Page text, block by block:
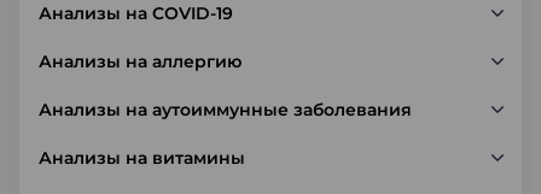
Анализы на COVID-19
Анализы на аллергию
Анализы на аутоиммунные заболевания
Анализы на витамины